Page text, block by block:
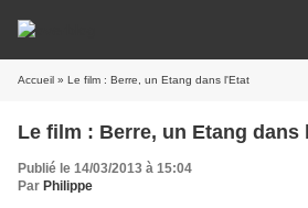
Accueil » Le film : Berre, un Etang dans l'Etat
Le film : Berre, un Etang dans
Publié le 14/03/2013 à 15:04
Par Philippe